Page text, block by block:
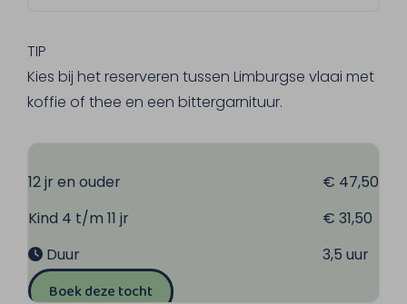
Gallowayrunderen en Konikpaarden. Met
een beetje geluk zie je ook sporen van
bevers in de vorm van afgeknaagde bomen.
TIP
Kies bij het reserveren tussen Limburgse vlaai met
koffie of thee en een bittergarnituur.
12 jr en ouder
€ 47,50
Kind 4 t/m 11 jr
€ 31,50
Duur
3,5 uur
Boek deze tocht